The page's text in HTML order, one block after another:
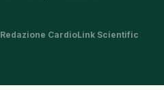
Redazione CardioLink Scientific